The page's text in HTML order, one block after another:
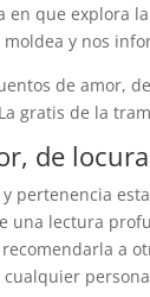
en que explora
y nos
de amor,
gratis de la
de
pertenencia
una lectura
a